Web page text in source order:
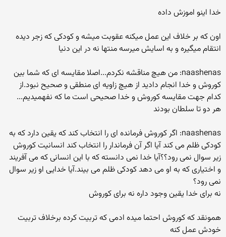
خدا اینو اموزش داده
اون که بر خلاف این عمل میکنه عقوبت میشه و کودکی که زجر دیده
انتقام میگیره و به اسایش میرسه منتها نه در این دنیا
naashenas: من هیچ مناقشه نکردم...اصلا مقایسه ای که شما بین
کوروش و خدا انجام دادید از هیچ زاویه ای منطقی و صحیح نبود.از
کدام جهت مقایسه کوروش و خدا صحیحی است ما که نفهمیدیم...
هر دو تا سلطان بودند
naashenas: اگر کوروش فرمانده ای را انتخاب کند که یقین دارد که به
کودکی ظلم می کند آیا اگر آن فرماندار را انتخاب کند انسانیت کوروش
زیر سوال نمی رود؟؟آیا خدا نمی دانسته که با این انسانی که می آفریند
و اختیاری که به او می دهد کودکی ظلم می بیند.آیا خدایی او زیر سوال
نمی رود؟
نه برای خدا یقین وجود داره نه برای کوروش
همونقد که کوروش احتما میده ادمی که تربیت کرده برخلاف تربیت
خودش عمل کنه